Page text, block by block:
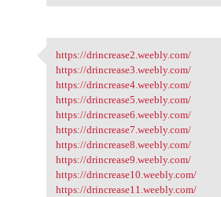
https://drincrease2.weebly
https://drincrease2.weebly.com/
https://drincrease3.weebly.com/
https://drincrease4.weebly.com/
https://drincrease5.weebly.com/
https://drincrease6.weebly.com/
https://drincrease7.weebly.com/
https://drincrease8.weebly.com/
https://drincrease9.weebly.com/
https://drincrease10.weebly.com/
https://drincrease11.weebly.com/